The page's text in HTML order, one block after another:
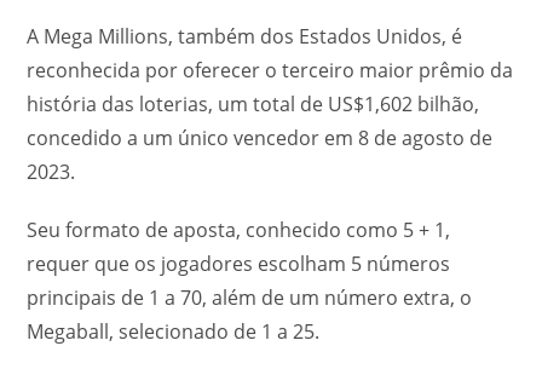
A Mega Millions, também dos Estados Unidos, é
reconhecida por oferecer o terceiro maior prêmio da
história das loterias, um total de US$1,602 bilhão,
concedido a um único vencedor em 8 de agosto de
2023.
Seu formato de aposta, conhecido como 5 + 1,
requer que os jogadores escolham 5 números
principais de 1 a 70, além de um número extra, o
Megaball, selecionado de 1 a 25.